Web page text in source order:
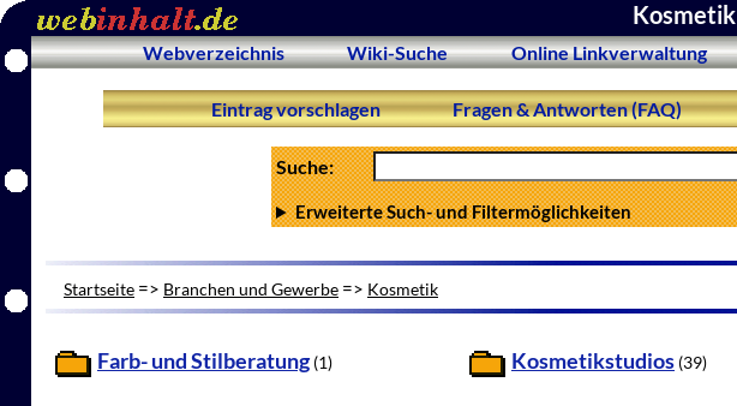
Kosmetik
Webverzeichnis Wiki-Suche Online Linkverwaltung
Eintrag vorschlagen Fragen & Antworten (FAQ)
Suche:
Erweiterte Such- und Filtermöglichkeiten
Startseite => Branchen und Gewerbe => Kosmetik
Farb- und Stilberatung (1) Kosmetikstudios (39)